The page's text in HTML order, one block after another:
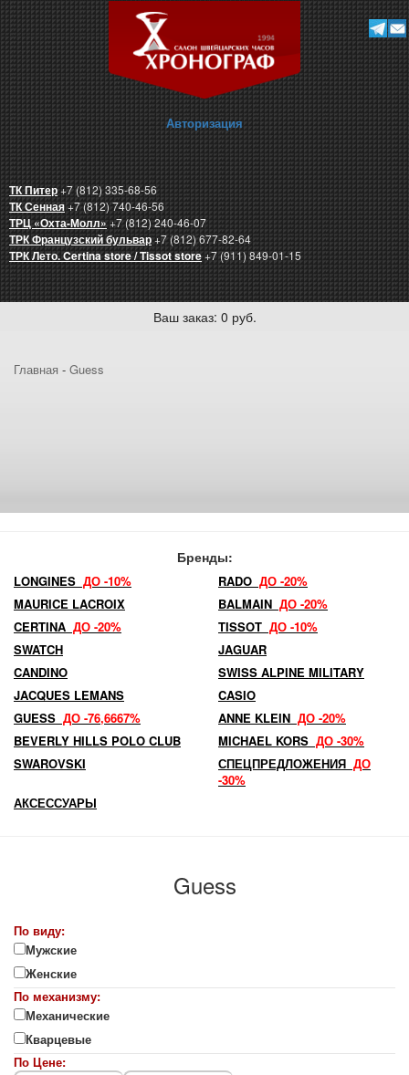
Авторизация
ТК Питер+7 (812) 335-68-56
ТК Сенная+7 (812) 740-46-56
ТРЦ «Охта-Молл»+7 (812) 240-46-07
ТРК Французский бульвар+7 (812) 677-82-64
ТРК Лето. Certina store / Tissot store+7 (911) 849-01-15
Ваш заказ: 0 руб.
Главная - Guess
Бренды:
LONGINES ДО -10% RADO ДО -20%
MAURICE LACROIX
BALMAIN ДО -20%
CERTINA ДО -20% TISSOT ДО -10%
SWATCH
JAGUAR
CANDINO
SWISS ALPINE MILITARY
JACQUES LEMANS
CASIO
GUESS ДО -76,6667% ANNE KLEIN ДО -20%
BEVERLY HILLS POLO CLUB
MICHAEL KORS ДО -30%
SWAROVSKI
СПЕЦПРЕДЛОЖЕНИЯ ДО
-30%
АКСЕССУАРЫ
Guess
По виду:
Мужские
Женские
По механизму:
Механические
Кварцевые
По Цене: